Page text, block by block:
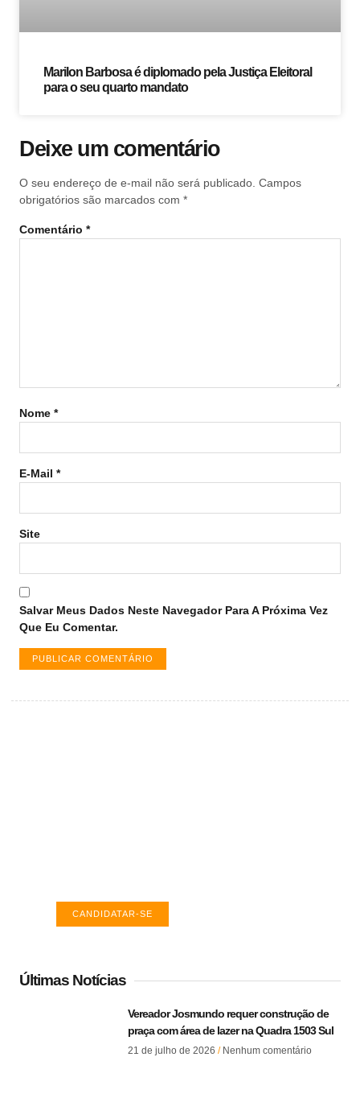
Marilon Barbosa é diplomado pela Justiça Eleitoral
para o seu quarto mandato
Deixe um comentário
O seu endereço de e-mail não será publicado. Campos
obrigatórios são marcados com *
Comentário *
Nome *
E-Mail *
Site
Salvar Meus Dados Neste Navegador Para A Próxima Vez
Que Eu Comentar.
CANDIDATAR-SE
Últimas Notícias
Vereador Josmundo requer construção de
praça com área de lazer na Quadra 1503 Sul
21 de julho de 2026 Nenhum comentário